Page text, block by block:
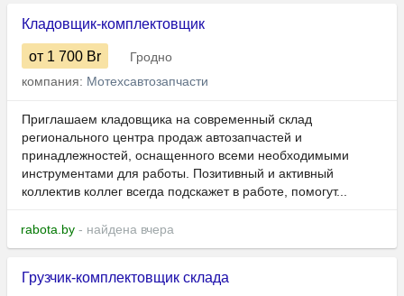
Кладовщик-комплектовщик
от 1 700 Br
Гродно
компания: Мотехсавтозапчасти
Приглашаем кладовщика на современный склад
регионального центра продаж автозапчастей и
принадлежностей, оснащенного всеми необходимыми
инструментами для работы. Позитивный и активный
коллектив коллег всегда подскажет в работе, помогут...
rabota.by - найдена вчера
Грузчик-комплектовщик склада